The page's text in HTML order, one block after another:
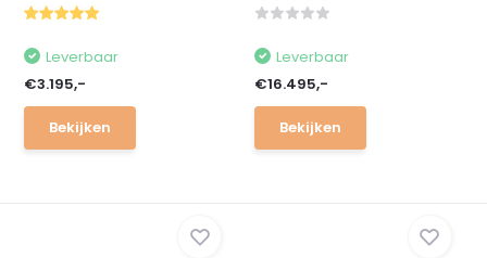
Leverbaar
€3.195,-
Bekijken
Leverbaar
€16.495,-
Bekijken